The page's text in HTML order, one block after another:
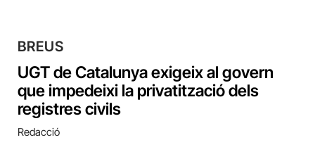
BREUS
UGT de Catalunya exigeix al govern
que impedeixi la privatització dels
registres civils
Redacció